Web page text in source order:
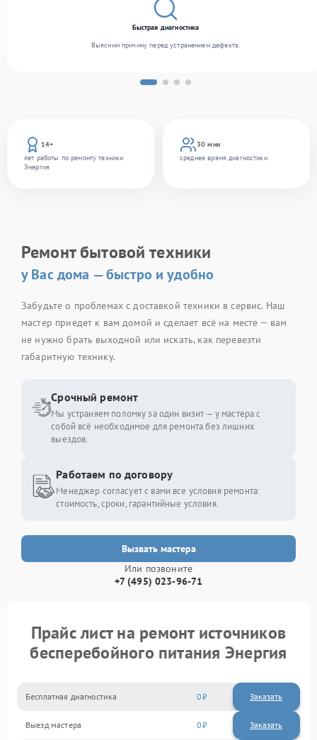
14+
лет работы по ремонту техники
Энергия
30 мин
среднее время диагностики
Быстрая диагностика
Выясним причину перед устранением дефекта.
Ремонт бытовой техники
у Вас дома — быстро и удобно
Забудьте о проблемах с доставкой техники в сервис. Наш
мастер приедет к вам домой и сделает всё на месте — вам
не нужно брать выходной или искать, как перевезти
габаритную технику.
Вызвать мастера
Или позвоните
+7 (495) 023-96-71
Срочный ремонт
Мы устраняем поломку за один визит — у мастера с
собой всё необходимое для ремонта без лишних
выездов.
Работаем по договору
Менеджер согласует с вами все условия ремонта:
стоимость, сроки, гарантийные условия.
Прайс лист на ремонт источников
бесперебойного питания Энергия
Бесплатная диагностика 0 Заказать
Выезд мастера 0 Заказать